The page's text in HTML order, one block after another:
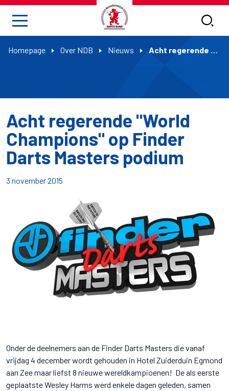
Homepage Over NDB Nieuws Acht regerende "World Champions" op Finder Darts Masters podium
Acht regerende "World
Champions" op Finder
Darts Masters podium
3 november 2015
Onder de deelnemers aan de Finder Darts Masters die vanaf
vrijdag 4 december wordt gehouden in Hotel Zuiderduin Egmond
aan Zee maar liefst 8 nieuwe wereldkampioenen! De als eerste
geplaatste Wesley Harms werd enkele dagen geleden, samen